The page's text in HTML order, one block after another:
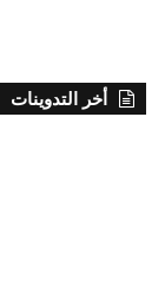
أخر التدوينات